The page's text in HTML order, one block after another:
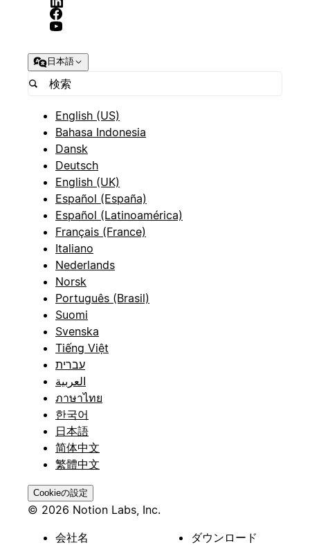
日本語
English (US)
Bahasa Indonesia
Dansk
Deutsch
English (UK)
Español (España)
Español (Latinoamérica)
Français (France)
Italiano
Nederlands
Norsk
Português (Brasil)
Suomi
Svenska
Tiếng Việt
עברית
العربية
ภาษาไทย
한국어
日本語
简体中文
繁體中文
Cookieの設定
© 2026 Notion Labs, Inc.
会社名
ダウンロード